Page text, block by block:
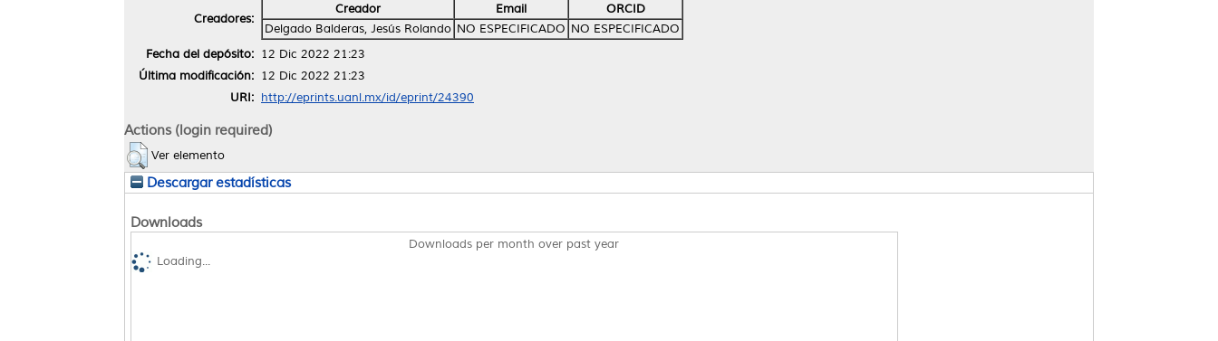
Creadores:
Creador Email
ORCID
Delgado Balderas, Jesús Rolando NO ESPECIFICADO NO ESPECIFICADO
Fecha del depósito: 12 Dic 2022 21:23
Última modificación: 12 Dic 2022 21:23
URI: http://eprints.uanl.mx/id/eprint/24390
Actions (login required)
Ver elemento
Descargar estadísticas
Downloads
Downloads per month over past year
Loading...